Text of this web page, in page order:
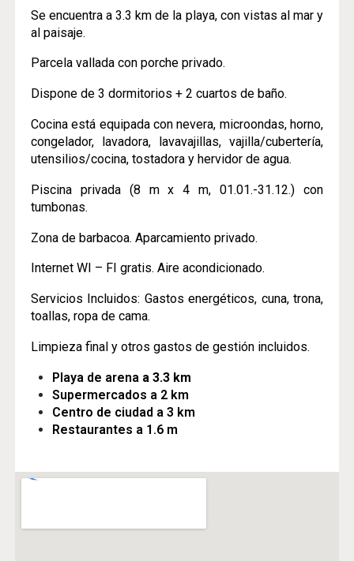
Se encuentra a 3.3 km de la playa, con vistas al mar y
al paisaje.
Parcela vallada con porche privado.
Dispone de 3 dormitorios + 2 cuartos de baño.
Cocina está equipada con nevera, microondas, horno,
congelador, lavadora, lavavajillas, vajilla/cubertería,
utensilios/cocina, tostadora y hervidor de agua.
Piscina privada (8 m x 4 m, 01.01.-31.12.) con
tumbonas.
Zona de barbacoa. Aparcamiento privado.
Internet WI – FI gratis. Aire acondicionado.
Servicios Incluidos: Gastos energéticos, cuna, trona,
toallas, ropa de cama.
Limpieza final y otros gastos de gestión incluidos.
Playa de arena a 3.3 km
Supermercados a 2 km
Centro de ciudad a 3 km
Restaurantes a 1.6 m